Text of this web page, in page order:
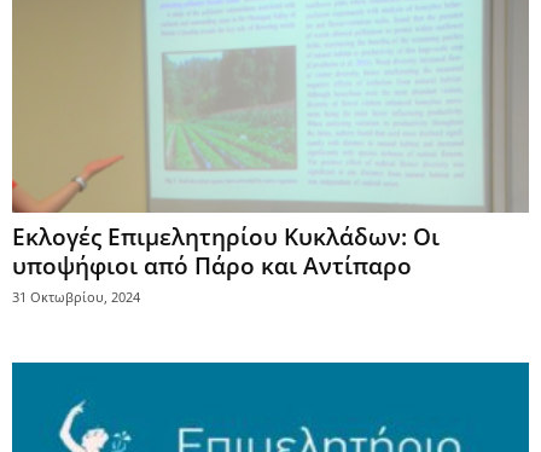
Εκλογές Επιμελητηρίου Κυκλάδων: Οι
υποψήφιοι από Πάρο και Αντίπαρο
31 Οκτωβρίου, 2024